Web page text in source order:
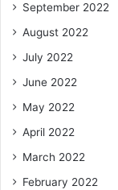
September 2022
August 2022
July 2022
June 2022
May 2022
April 2022
March 2022
February 2022